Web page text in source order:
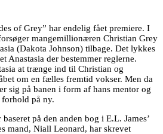
of Grey” har endelig fået premiere. I
mangemillionæren Christian Grey
(Dakota Johnson) tilbage. Det lykkes
Anastasia der bestemmer reglerne.
at trænge ind til Christian og
om en fælles fremtid vokser. Men da
sig på banen i form af hans mentor og
forhold på ny.
på den anden bog i E.L. James’
mand, Niall Leonard, har skrevet